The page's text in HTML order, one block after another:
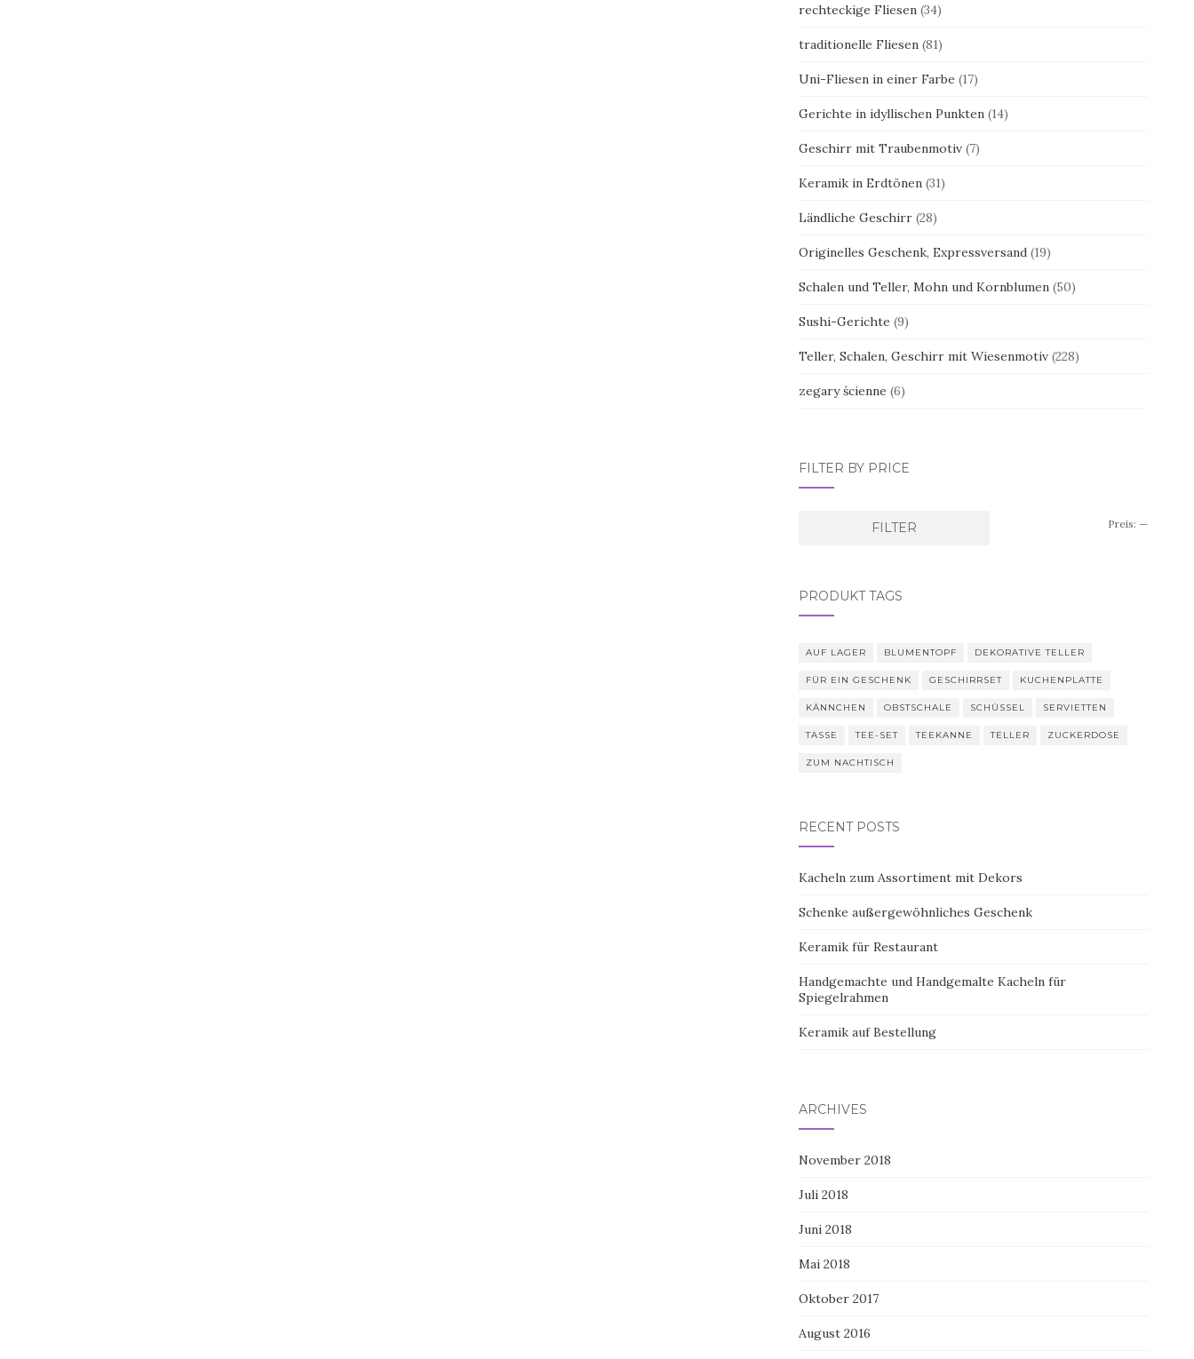
rechteckige Fliesen (34)
traditionelle Fliesen (81)
Uni-Fliesen in einer Farbe (17)
Gerichte in idyllischen Punkten (14)
Geschirr mit Traubenmotiv (7)
Keramik in Erdtönen (31)
Ländliche Geschirr (28)
Originelles Geschenk, Expressversand (19)
Schalen und Teller, Mohn und Kornblumen (50)
Sushi-Gerichte (9)
Teller, Schalen, Geschirr mit Wiesenmotiv (228)
zegary ścienne (6)
FILTER BY PRICE
Min.
Max.
FILTER Preis: —
PRODUKT TAGS
AUF LAGER BLUMENTOPF DEKORATIVE TELLER
FÜR EIN GESCHENK GESCHIRRSET KUCHENPLATTE
KÄNNCHEN OBSTSCHALE SCHÜSSEL SERVIETTEN
TASSE TEE-SET TEEKANNE TELLER ZUCKERDOSE
ZUM NACHTISCH
RECENT POSTS
Kacheln zum Assortiment mit Dekors
Schenke außergewöhnliches Geschenk
Keramik für Restaurant
Handgemachte und Handgemalte Kacheln für
Spiegelrahmen
Keramik auf Bestellung
ARCHIVES
November 2018
Juli 2018
Juni 2018
Mai 2018
Oktober 2017
August 2016